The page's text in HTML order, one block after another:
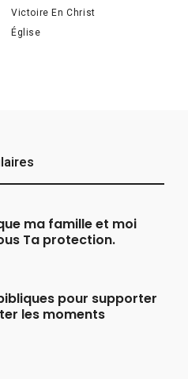
Victoire En Christ
Église
ma famille et moi
Ta protection.
pour supporter
les moments